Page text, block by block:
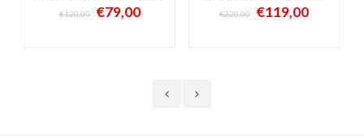
spiegellens voor bewolkt en licht
zonnig weer. Witte large-fit snow
€120,00 €79,00
groene kleur en v.v. slim,
magnetisch lenswissel systeem.
€220,00 €119,00